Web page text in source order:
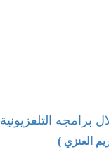
التلفزيونية
العنزي )